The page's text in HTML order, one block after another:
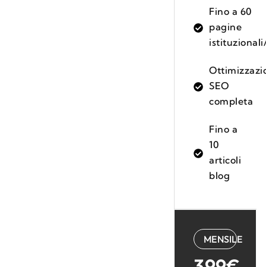
Fino a 60
pagine
SEO
completa
Fino a
10
articoli
blog
MENSILE